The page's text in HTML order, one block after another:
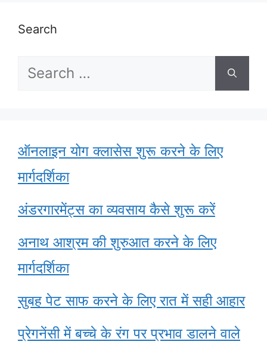
Search
Search
ऑनलाइन योग क्लासेस शुरू करने के लिए
मार्गदर्शिका
अंडरगारमेंट्स का व्यवसाय कैसे शुरू करें
अनाथ आश्रम की शुरुआत करने के लिए
मार्गदर्शिका
सुबह पेट साफ करने के लिए रात में सही आहार
प्रेगनेंसी में बच्चे के रंग पर प्रभाव डालने वाले